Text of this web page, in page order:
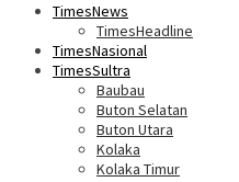
TimesNews
TimesHeadline
TimesNasional
TimesSultra
Baubau
Buton Selatan
Buton Utara
Kolaka
Kolaka Timur